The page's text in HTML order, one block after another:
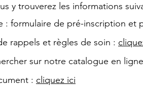
y trouverez les informations
: formulaire de pré-inscription et
rappels et règles de soin :
sur notre catalogue en
: cliquez ici